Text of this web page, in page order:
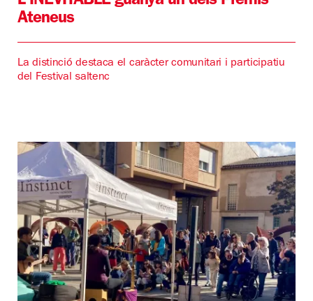
Ateneus
La distinció destaca el caràcter comunitari i participatiu
del Festival saltenc